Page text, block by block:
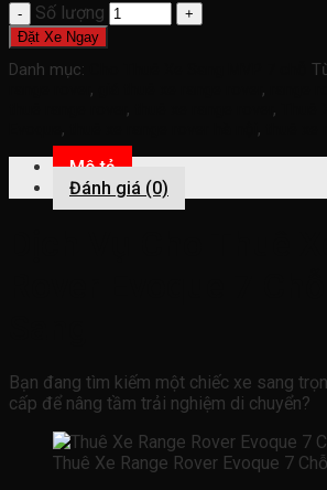
Số lượng
Đặt Xe Ngay
Danh mục:
, ,
, ,
, ,
Mô tả
Đánh giá (0)
Bạn đang tìm kiếm một chiếc xe sang
cấp để nâng tầm trải nghiệm di chuyển?
Thuê Xe Range Rover Evoque 7